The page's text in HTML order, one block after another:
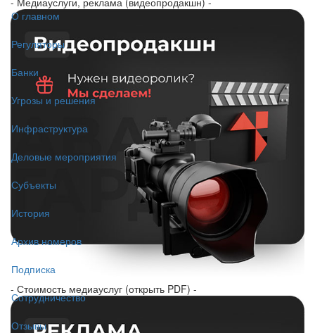
О главном
Регуляторы
Банки
Угрозы и решения
Инфраструктура
Деловые мероприятия
Субъекты
История
Архив номеров
Подписка
Сотрудничество
Отзывы
- Стоимость медиауслуг (открыть PDF) -